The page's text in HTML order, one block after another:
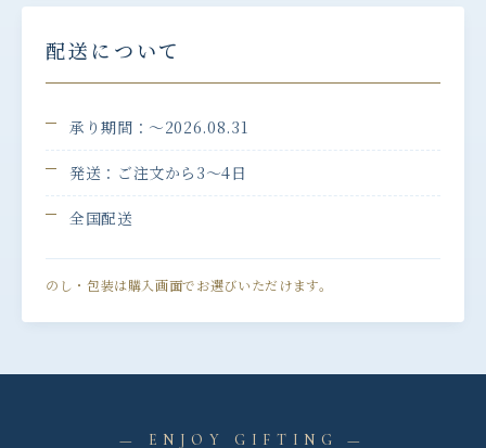
配送について
承り期間：〜2026.08.31
発送：ご注文から3〜4日
全国配送
のし・包装は購入画面でお選びいただけます。
— ENJOY GIFTING —